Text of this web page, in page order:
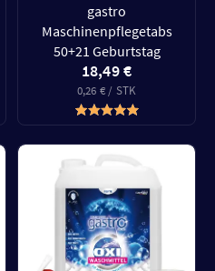
gastro
Maschinenpflegetabs
50+21 Geburtstag
18,49 €
0,26 € / STK